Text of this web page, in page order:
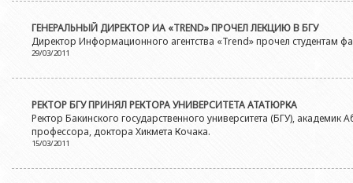
ГЕНЕРАЛЬНЫЙ ДИРЕКТОР ИА «TREND» ПРОЧЕЛ ЛЕКЦИЮ В БГУ
Директор Информационного агентства «Trend» прочел студентам
29/03/2011
РЕКТОР БГУ ПРИНЯЛ РЕКТОРА УНИВЕРСИТЕТА АТАТЮРКА
Ректор Бакинского государственного университета (БГУ),
профессора, доктора Хикмета Кочака.
15/03/2011